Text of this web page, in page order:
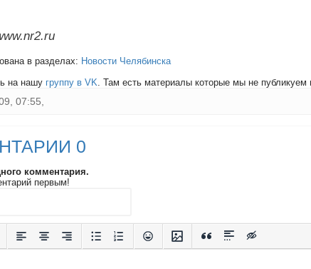
в разделах: Новости Челябинска
на нашу группу в VK. Там есть материалы которые мы не публикуем
07:55,
0
комментария.
первым!